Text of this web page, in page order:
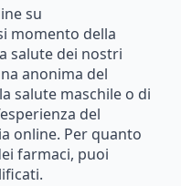
su
momento della
salute dei nostri
anonima del
salute maschile o di
del
online. Per quanto
farmaci, puoi